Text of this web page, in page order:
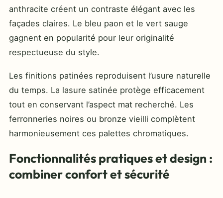
anthracite créent un contraste élégant avec les
façades claires. Le bleu paon et le vert sauge
gagnent en popularité pour leur originalité
respectueuse du style.
Les finitions patinées reproduisent l’usure naturelle
du temps. La lasure satinée protège efficacement
tout en conservant l’aspect mat recherché. Les
ferronneries noires ou bronze vieilli complètent
harmonieusement ces palettes chromatiques.
Fonctionnalités pratiques et design :
combiner confort et sécurité